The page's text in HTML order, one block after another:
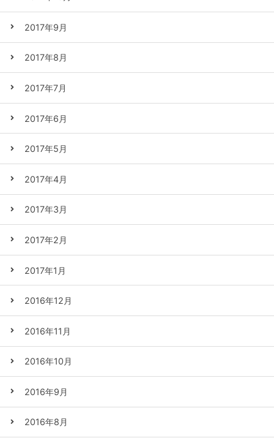
2017年9月
2017年8月
2017年7月
2017年6月
2017年5月
2017年4月
2017年3月
2017年2月
2017年1月
2016年12月
2016年11月
2016年10月
2016年9月
2016年8月